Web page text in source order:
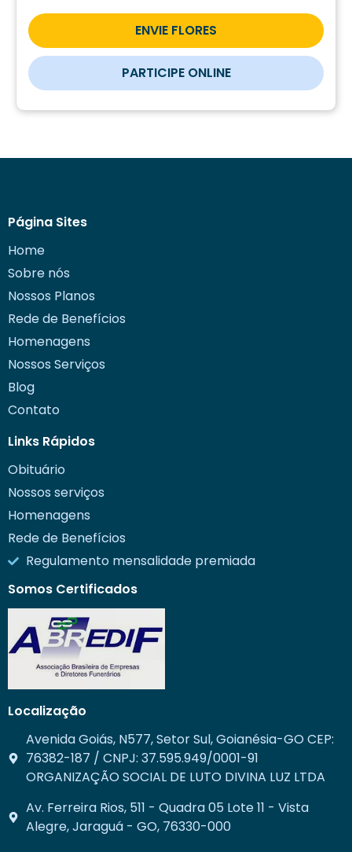
ENVIE FLORES
PARTICIPE ONLINE
Página Sites
Home
Sobre nós
Nossos Planos
Rede de Benefícios
Homenagens
Nossos Serviços
Blog
Contato
Links Rápidos
Obituário
Nossos serviços
Homenagens
Rede de Benefícios
Regulamento mensalidade premiada
Somos Certificados
Localização
Avenida Goiás, N577, Setor Sul, Goianésia-GO CEP:
76382-187 / CNPJ: 37.595.949/0001-91
ORGANIZAÇÃO SOCIAL DE LUTO DIVINA LUZ LTDA
Av. Ferreira Rios, 511 - Quadra 05 Lote 11 - Vista
Alegre, Jaraguá - GO, 76330-000